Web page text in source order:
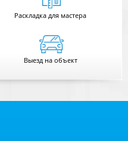
Раскладка для мастера
Выезд на объект